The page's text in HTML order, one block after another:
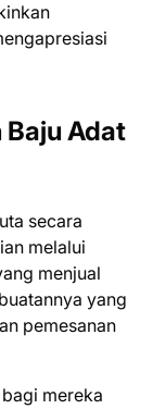
Adat
secara
melalui
menjual
yang
pemesanan
mereka